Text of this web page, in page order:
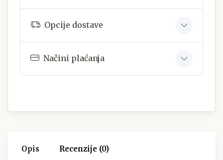
Opcije dostave
Načini plaćanja
Opis Recenzije (0)